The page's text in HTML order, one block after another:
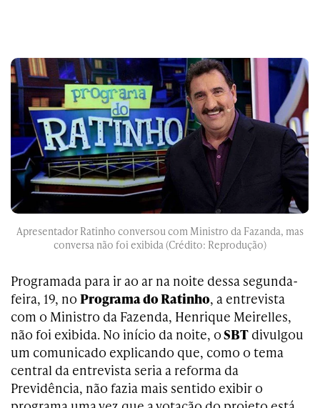
Apresentador Ratinho conversou com Ministro da Fazanda, mas
conversa não foi exibida (Crédito: Reprodução)
Programada para ir ao ar na noite dessa segunda-
feira, 19, no Programa do Ratinho, a entrevista
com o Ministro da Fazenda, Henrique Meirelles,
não foi exibida. No início da noite, oSBT divulgou
um comunicado explicando que, como o tema
central da entrevista seria a reforma da
Previdência, não fazia mais sentido exibir o